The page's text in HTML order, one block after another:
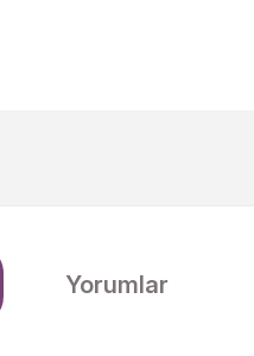
Yorumlar